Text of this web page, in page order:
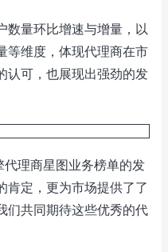
量环比增速与增量，以
等维度，体现代理商在市
认可，也展现出强劲的发
理商星图业务榜单的发
肯定，更为市场提供了了
们共同期待这些优秀的代